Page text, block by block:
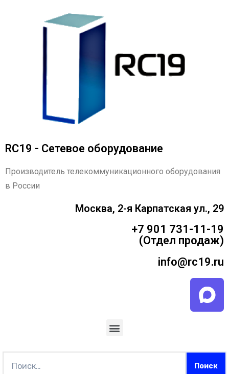
RC19 - Сетевое оборудование
Производитель телекоммуникационного оборудования
в России
Москва, 2-я Карпатская ул., 29
+7 901 731-11-19
(Отдел продаж)
info@rc19.ru